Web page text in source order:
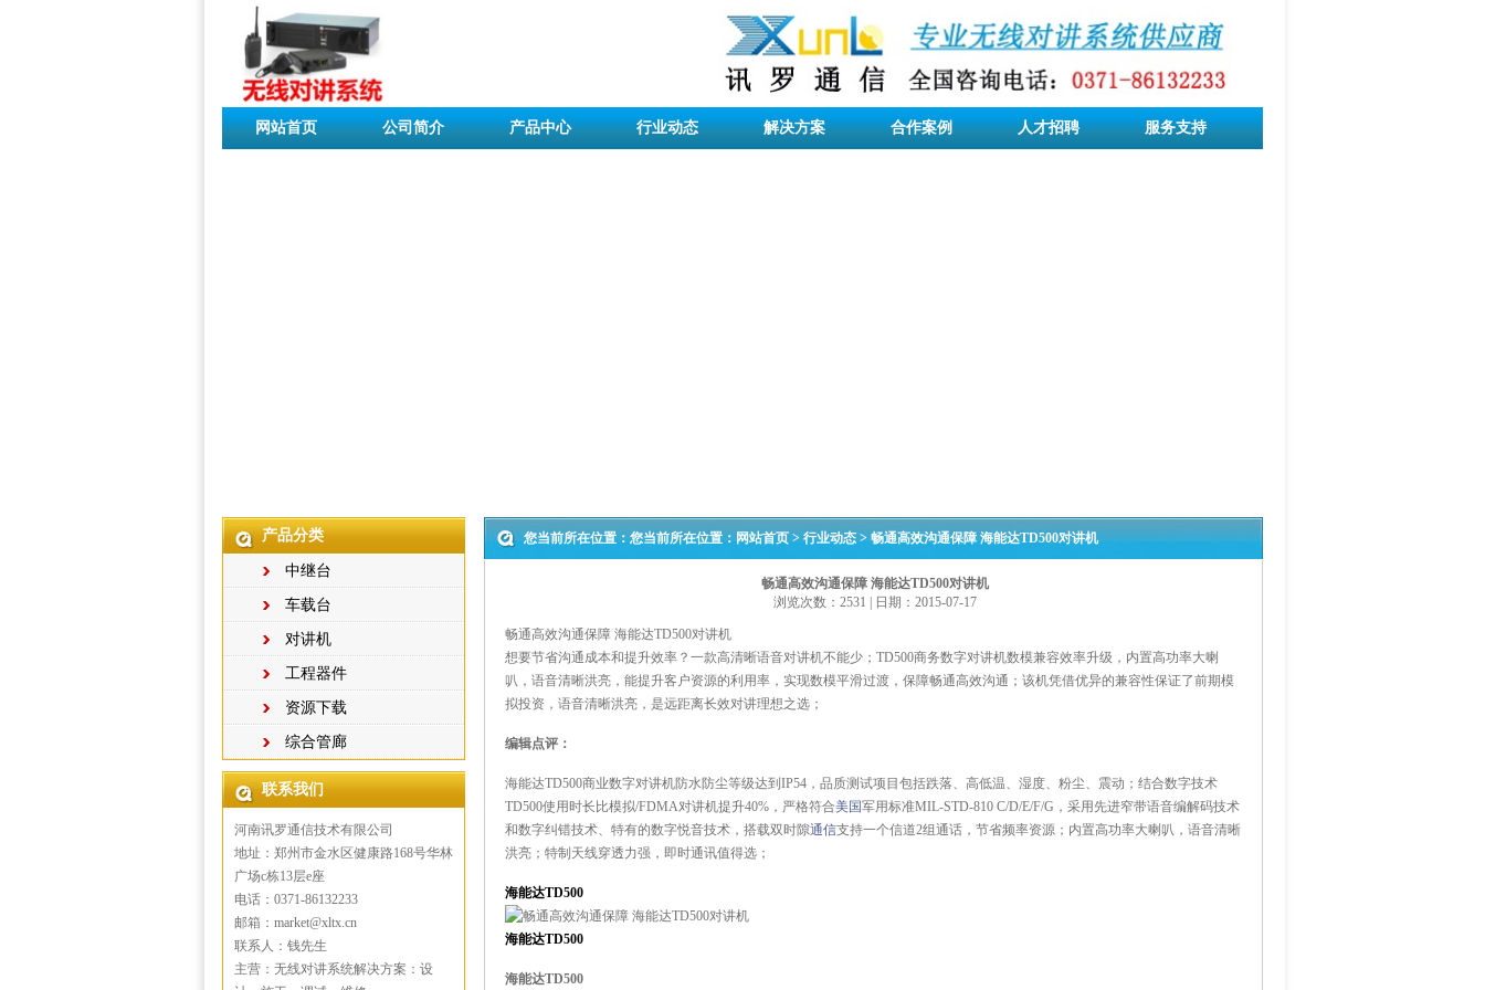
网站首页 公司简介 产品中心 行业动态 解决方案 合作案例 人才招聘 服务支持
产品分类
中继台
车载台
对讲机
工程器件
资源下载
综合管廊
联系我们
河南讯罗通信技术有限公司
地址：郑州市金水区健康路168号华林
广场c栋13层e座
电话：0371-86132233
邮箱：market@xltx.cn
联系人：钱先生
主营：无线对讲系统解决方案：设
您当前所在位置：您当前所在位置：网站首页>行业动态> 畅通高效沟通保障 海能达TD500对讲机
畅通高效沟通保障 海能达TD500对讲机
浏览次数：2531 | 日期：2015-07-17
畅通高效沟通保障 海能达TD500对讲机
想要节省沟通成本和提升效率？一款高清晰语音对讲机不能少；TD500商务数字对讲机数模兼容效率升级，内置高功率大喇
叭，语音清晰洪亮，能提升客户资源的利用率，实现数模平滑过渡，保障畅通高效沟通；该机凭借优异的兼容性保证了前期模
拟投资，语音清晰洪亮，是远距离长效对讲理想之选；
编辑点评：
海能达TD500商业数字对讲机防水防尘等级达到IP54，品质测试项目包括跌落、高低温、湿度、粉尘、震动；结合数字技术
TD500使用时长比模拟/FDMA对讲机提升40%，严格符合美国军用标准MIL-STD-810 C/D/E/F/G，采用先进窄带语音编解码技术
和数字纠错技术、特有的数字悦音技术，搭载双时隙通信支持一个信道2组通话，节省频率资源；内置高功率大喇叭，语音清晰
洪亮；特制天线穿透力强，即时通讯值得选；
海能达TD500
海能达TD500
海能达TD500